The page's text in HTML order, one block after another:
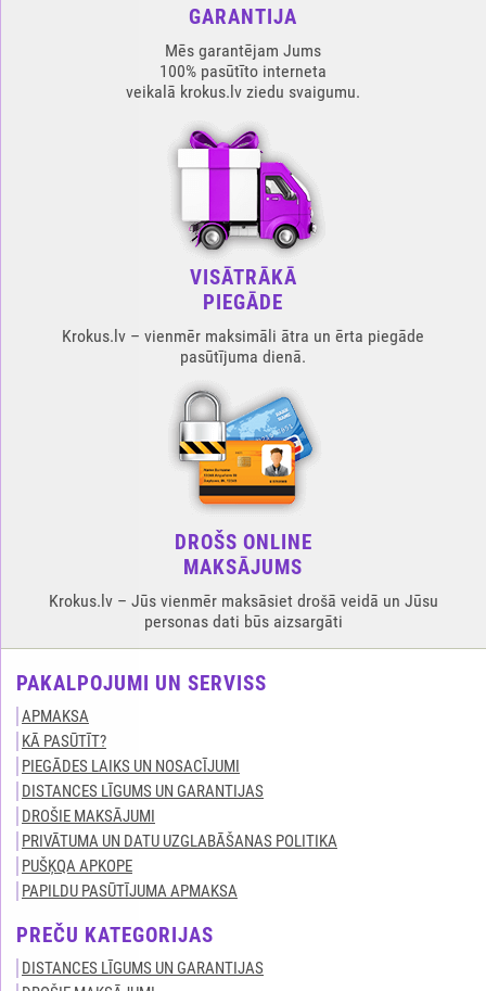
GARANTIJA
Mēs garantējam Jums
100% pasūtīto interneta
veikalā krokus.lv ziedu svaigumu.
VISĀTRĀKĀ
PIEGĀDE
Krokus.lv – vienmēr maksimāli ātra un ērta piegāde
pasūtījuma dienā.
DROŠS ONLINE
MAKSĀJUMS
Krokus.lv – Jūs vienmēr maksāsiet drošā veidā un Jūsu
personas dati būs aizsargāti
PAKALPOJUMI UN SERVISS
APMAKSA
KĀ PASŪTĪT?
PIEGĀDES LAIKS UN NOSACĪJUMI
DISTANCES LĪGUMS UN GARANTIJAS
DROŠIE MAKSĀJUMI
PRIVĀTUMA UN DATU UZGLABĀŠANAS POLITIKA
PUŠĶQA APKOPE
PAPILDU PASŪTĪJUMA APMAKSA
PREČU KATEGORIJAS
DISTANCES LĪGUMS UN GARANTIJAS